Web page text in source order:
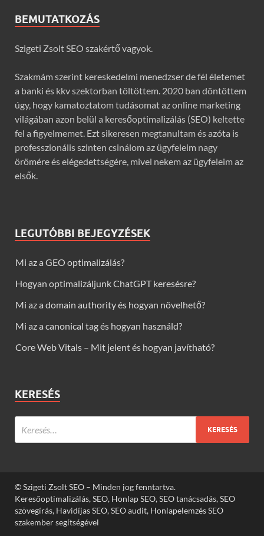
BEMUTATKOZÁS
Szigeti Zsolt SEO szakértő vagyok.
Szakmám szerint kereskedelmi menedzser de fél életemet
a banki és kkv szektorban töltöttem. 2020 ban döntöttem
úgy, hogy kamatoztatom tudásomat az online marketing
világában azon belül a keresőoptimalizálás (SEO) keltette
fel a figyelmemet. Ezt sikeresen megtanultam és azóta is
professzionális szinten csinálom az ügyfeleim nagy
örömére és elégedettségére, mivel nekem az ügyfeleim az
elsők.
LEGUTÓBBI BEJEGYZÉSEK
Mi az a GEO optimalizálás?
Hogyan optimalizáljunk ChatGPT keresésre?
Mi az a domain authority és hogyan növelhető?
Mi az a canonical tag és hogyan használd?
Core Web Vitals – Mit jelent és hogyan javítható?
KERESÉS
© Szigeti Zsolt SEO – Minden jog fenntartva.
Keresőoptimalizálás, SEO, Honlap SEO, SEO tanácsadás, SEO
szövegírás, Havidíjas SEO, SEO audit, Honlapelemzés SEO
szakember segítségével